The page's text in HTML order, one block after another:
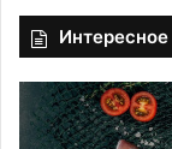
Интересное